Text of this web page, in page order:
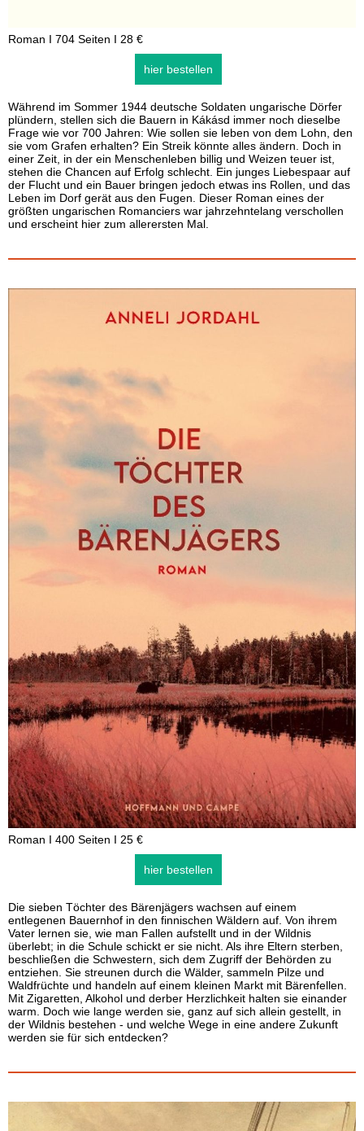
Roman I 704 Seiten I 28 €
hier bestellen
Während im Sommer 1944 deutsche Soldaten ungarische Dörfer
plündern, stellen sich die Bauern in Kákásd immer noch dieselbe
Frage wie vor 700 Jahren: Wie sollen sie leben von dem Lohn, den
sie vom Grafen erhalten? Ein Streik könnte alles ändern. Doch in
einer Zeit, in der ein Menschenleben billig und Weizen teuer ist,
stehen die Chancen auf Erfolg schlecht. Ein junges Liebespaar auf
der Flucht und ein Bauer bringen jedoch etwas ins Rollen, und das
Leben im Dorf gerät aus den Fugen. Dieser Roman eines der
größten ungarischen Romanciers war jahrzehntelang verschollen
und erscheint hier zum allerersten Mal.
Roman I 400 Seiten I 25 €
hier bestellen
Die sieben Töchter des Bärenjägers wachsen auf einem
entlegenen Bauernhof in den finnischen Wäldern auf. Von ihrem
Vater lernen sie, wie man Fallen aufstellt und in der Wildnis
überlebt; in die Schule schickt er sie nicht. Als ihre Eltern sterben,
beschließen die Schwestern, sich dem Zugriff der Behörden zu
entziehen. Sie streunen durch die Wälder, sammeln Pilze und
Waldfrüchte und handeln auf einem kleinen Markt mit Bärenfellen.
Mit Zigaretten, Alkohol und derber Herzlichkeit halten sie einander
warm. Doch wie lange werden sie, ganz auf sich allein gestellt, in
der Wildnis bestehen - und welche Wege in eine andere Zukunft
werden sie für sich entdecken?